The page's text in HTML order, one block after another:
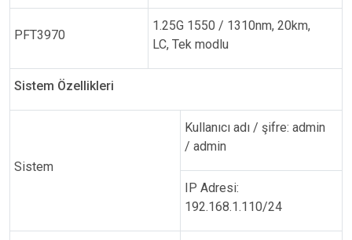
PFT3970
1.25G 1550 / 1310nm, 20km,
LC, Tek modlu
Sistem Özellikleri
Sistem
Kullanıcı adı / şifre: admin
/ admin
IP Adresi:
192.168.1.110/24